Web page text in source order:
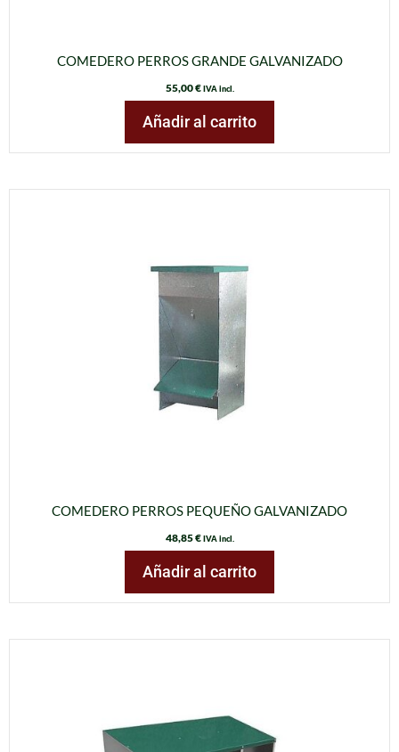
COMEDERO PERROS GRANDE GALVANIZADO
55,00€ IVA incl.
Añadir al carrito
COMEDERO PERROS PEQUEÑO GALVANIZADO
48,85€ IVA incl.
Añadir al carrito